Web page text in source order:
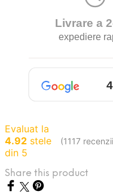
Evaluat la
4.92 stele
din 5
(1117
Share this product